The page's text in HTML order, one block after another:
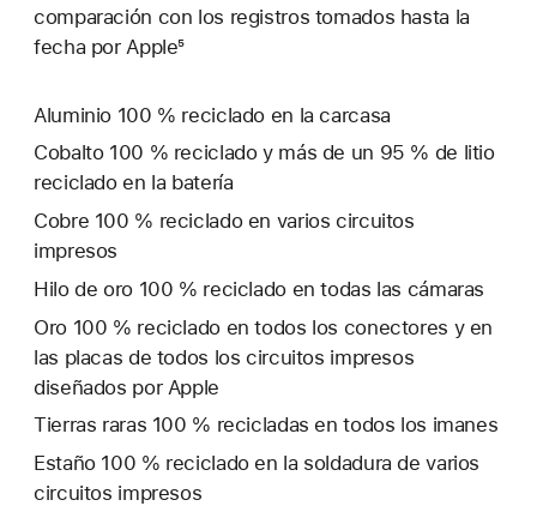
comparación con los registros tomados hasta la
fecha por Apple⁵
Aluminio 100 % reciclado en la carcasa
Cobalto 100 % reciclado y más de un 95 % de litio
reciclado en la batería
Cobre 100 % reciclado en varios circuitos
impresos
Hilo de oro 100 % reciclado en todas las cámaras
Oro 100 % reciclado en todos los conectores y en
las placas de todos los circuitos impresos
diseñados por Apple
Tierras raras 100 % recicladas en todos los imanes
Estaño 100 % reciclado en la soldadura de varios
circuitos impresos